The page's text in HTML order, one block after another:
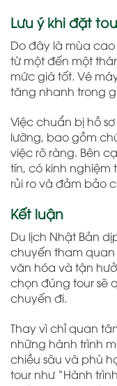
Lưu ý khi đặt
Do đây là mùa
từ một đến một
mức giá tốt. Vé
tăng nhanh trong
Việc chuẩn bị hồ
lưỡng, bao gồm
việc rõ ràng. Bên
tín, có kinh nghiệm
rủi ro và đảm bảo
Kết luận
Du lịch Nhật Bản
chuyến tham quan
văn hóa và tận
chọn đúng tour sẽ
chuyến đi.
Thay vì chỉ quan
những hành trình
chiều sâu và phù
tour như “Hành